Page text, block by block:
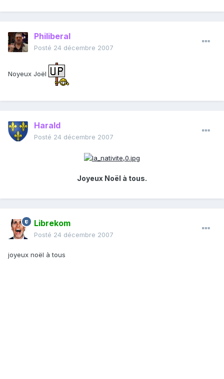
Philiberal
Posté 24 décembre 2007
Noyeux Joël
Harald
Posté 24 décembre 2007
Joyeux Noël à tous.
Librekom
Posté 24 décembre 2007
joyeux noël à tous